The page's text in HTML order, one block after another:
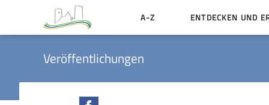
A-Z ENTDECKEN UND
Veröffentlichungen